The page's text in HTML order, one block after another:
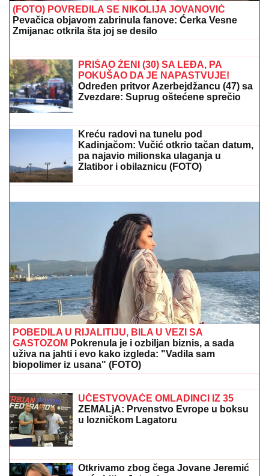
"Uvek bismo ležali 20 minuta ispod
pokrivača, SVAŠTA MI JE TU PRIČAO"
Žarko Jokanović i Milica Milša
progovorili o Marku Živiću i
(VIDEO) KRAH LJUBAVI JOŠ JEDNOG
RIJALITI PARAŠutnula ga odmah
nakon Elite 9, pa sve otkrila javno:
Ništa od preseljenja, pukla ljubav
(FOTO) POVREDILA SE NIKOLIJA JOVANOVIĆ
Pevačica objavom zabrinula fanove: Ćerka Vesne
Zmijanac otkrila šta joj se desilo
"Odziv publike jeste bio slab!"
Anabela Atijas ponovo na udaru zbog
nastupa u Zrenjaninu, pa je još
spomenuta i njena penzija
PRIŠAO ŽENI (30) SA LEĐA, PA
POKUŠAO DA JE NAPASTVUJE!
Određen pritvor Azerbejdžancu (47) sa
napad!